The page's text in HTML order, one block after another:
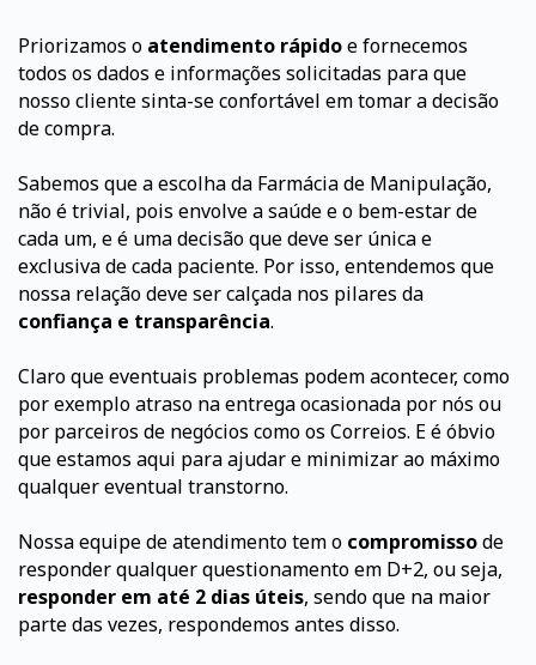
Priorizamos o atendimento rápidoe fornecemos
todos os dados e informações solicitadas para que
nosso cliente sinta-se confortável em tomar a decisão
de compra.
Sabemos que a escolha da Farmácia de Manipulação,
não é trivial, pois envolve a saúde e o bem-estar de
cada um, e é uma decisão que deve ser única e
exclusiva de cada paciente. Por isso, entendemos que
nossa relação deve ser calçada nos pilares da
confiança e transparência.
Claro que eventuais problemas podem acontecer, como
por exemplo atraso na entrega ocasionada por nós ou
por parceiros de negócios como os Correios. E é óbvio
que estamos aqui para ajudar e minimizar ao máximo
qualquer eventual transtorno.
Nossa equipe de atendimento tem o compromissode
responder qualquer questionamento em D+2, ou seja,
responder em até 2 dias úteis, sendo que na maior
parte das vezes, respondemos antes disso.